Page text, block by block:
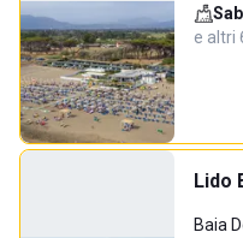
e altri
Lido
Baia